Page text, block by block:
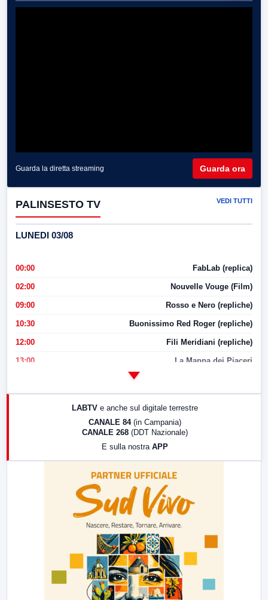
Guarda la diretta streaming Guarda ora
PALINSESTO TV VEDI TUTTI
LUNEDI 03/08
00:00 FabLab (replica)
02:00 Nouvelle Vouge (Film)
09:00 Rosso e Nero (repliche)
10:30 Buonissimo Red Roger (repliche)
12:00 Fili Meridiani (repliche)
13:00 La Mappa dei Piaceri
17:00 LabNews (replica)
LABTV e anche sul digitale terrestre
CANALE 84 (in Campania)
CANALE 268 (DDT Nazionale)
E sulla nostra APP